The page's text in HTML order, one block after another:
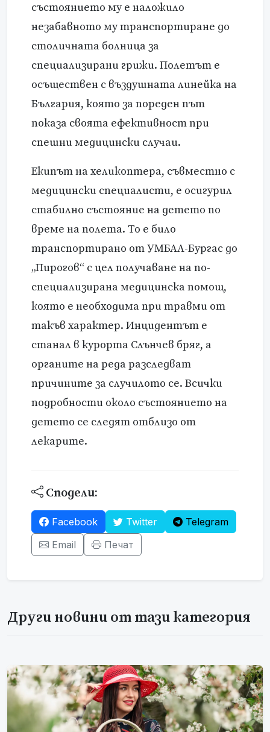
състоянието му е наложило
незабавното му транспортиране до
столичната болница за
специализирани грижи. Полетът е
осъществен с въздушната линейка на
България, която за пореден път
показа своята ефективност при
спешни медицински случаи.
Екипът на хеликоптера, съвместно с
медицински специалисти, е осигурил
стабилно състояние на детето по
време на полета. То е било
транспортирано от УМБАЛ-Бургас до
„Пирогов“ с цел получаване на по-
специализирана медицинска помощ,
която е необходима при травми от
такъв характер. Инцидентът е
станал в курорта Слънчев бряг, а
органите на реда разследват
причините за случилото се. Всички
подробности около състоянието на
детето се следят отблизо от
лекарите.
Сподели:
Facebook Twitter
Telegram
Email
Печат
Други новини от тази категория